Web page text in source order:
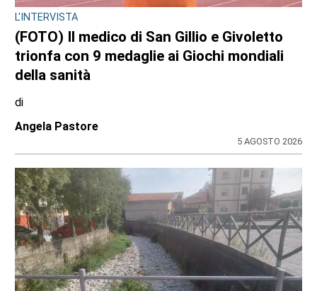
L'INTERVISTA
(FOTO) Il medico di San Gillio e Givoletto
trionfa con 9 medaglie ai Giochi mondiali
della sanità
di
Angela Pastore
5 AGOSTO 2026